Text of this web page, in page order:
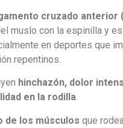
cruzado anterior
muslo con la espinilla y
en deportes que
repentinos.
hinchazón, dolor
en la rodilla.
los músculos que